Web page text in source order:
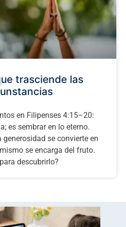
trasciende las
en Filipenses 4:15–20:
es sembrar en lo eterno.
generosidad se convierte en
se encarga del fruto.
descubrirlo?